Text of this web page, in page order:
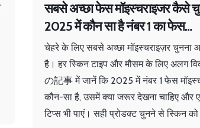
सबसे अच्छा फेस मॉइस्चराइजर कैसे
2025 में कौन सा है नंबर 1 का फेस
मॉइस्चराइजर
चेहरे के लिए सबसे अच्छा मॉइस्चराइज़र चुनना
है। हर स्किन टाइप और मौसम के लिए अलग
の記事 में जानें कि 2025 में नंबर 1 फेस
कौन-सा है, उसमें क्या जरूर देखना चाहिए और
टिप्स भी पाएं। सही प्रोडक्ट चुनने से स्किन